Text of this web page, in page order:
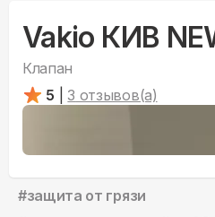
Vakio КИВ
Клапан
5
3 отзывов(а)
#защита от грязи